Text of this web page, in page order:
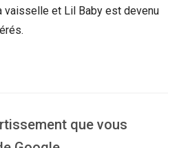
vaisselle et Lil Baby est devenu
que vous